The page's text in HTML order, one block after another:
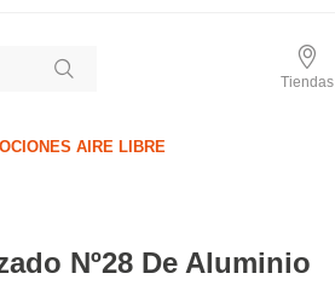
Tiendas
AIRE LIBRE
Nº28 De Aluminio